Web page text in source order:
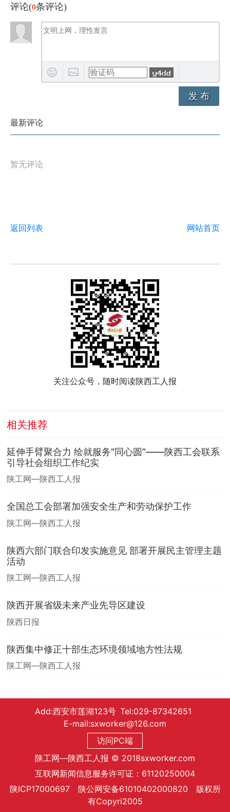
评论(0条评论)
发 布
最新评论
暂无评论
返回列表 网站首页
关注公众号，随时阅读陕西工人报
相关推荐
延伸手臂聚合力 绘就服务“同心圆”——陕西工会联系
引导社会组织工作纪实
陕工网—陕西工人报
全国总工会部署加强安全生产和劳动保护工作
陕工网—陕西工人报
陕西六部门联合印发实施意见 部署开展民主管理主题
活动
陕工网—陕西工人报
陕西开展省级未来产业先导区建设
陕西日报
陕西集中修正十部生态环境领域地方性法规
陕工网—陕西工人报
Add:西安市莲湖123号 Tel:029-87342651
E-mail:sxworker@126.com
访问PC端
陕工网—陕西工人报 © 2018sxworker.com
互联网新闻信息服务许可证：61120250004
陕ICP17000697 陕公网安备61010402000820 版权所
有Copyri2005